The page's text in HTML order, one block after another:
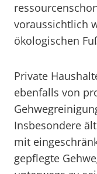
voraussichtlich
ökologischen
Private
ebenfalls von
Insbesondere
mit
gepflegte